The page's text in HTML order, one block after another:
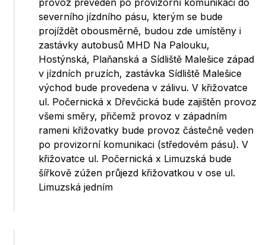
provoz převeden po provizorní komunikaci do
severního jízdního pásu, kterým se bude
projíždět obousměrně, budou zde umístěny i
zastávky autobusů MHD Na Palouku,
Hostýnská, Plaňanská a Sídliště Malešice západ
v jízdních pruzích, zastávka Sídliště Malešice
východ bude provedena v zálivu. V křižovatce
ul. Počernická x Dřevčická bude zajištěn provoz
všemi směry, přičemž provoz v západním
rameni křižovatky bude provoz částečně veden
po provizorní komunikaci (středovém pásu). V
křižovatce ul. Počernická x Limuzská bude
šířkově zúžen průjezd křižovatkou v ose ul.
Limuzská jedním